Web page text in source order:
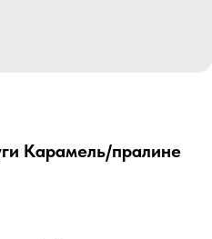
Карамель/пралине